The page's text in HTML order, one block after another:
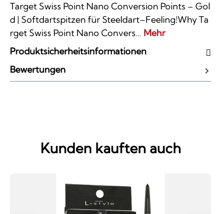
Target Swiss Point Nano Conversion Points – Gol
d | Softdartspitzen für Steeldart–Feeling!Why Ta
rget Swiss Point Nano Convers… Mehr
Produktsicherheitsinformationen
Bewertungen
Kunden kauften auch